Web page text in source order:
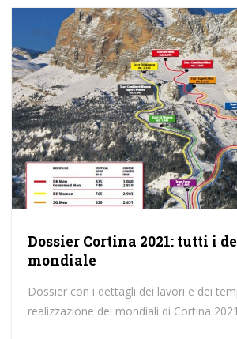
Dossier Cortina 2021: tutti i
mondiale
Dossier con i dettagli dei lavori e dei
realizzazione dei mondiali di Cortina 2021